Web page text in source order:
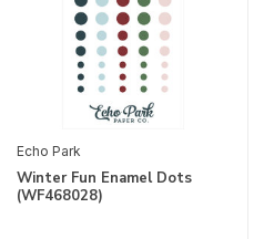
Echo Park
Winter Fun Enamel Dots
(WF468028)